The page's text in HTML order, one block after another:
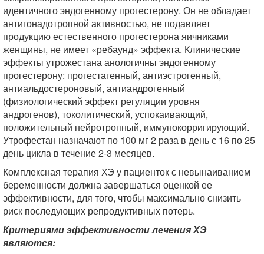
идентичного эндогенному прогестерону. Он не обладает
антигонадотропной активностью, не подавляет
продукцию естественного прогестерона яичниками
женщины, не имеет «ребаунд» эффекта. Клинические
эффекты утрожестана анологичны эндогенному
прогестерону: прогестагенный, антиэстрогенный,
антиальдостероновый, антиандрогенный
(физиологический эффект регуляции уровня
андрогенов), токолитический, успокаивающий,
положительный нейротропный, иммунокорригирующий.
Утрофестан назначают по 100 мг 2 раза в день с 16 по 25
день цикла в течение 2-3 месяцев.
Комплексная терапия ХЭ у пациенток с невынаиванием
беременности должна завершаться оценкой ее
эффективности, для того, чтобы максимально снизить
риск последующих репродуктивных потерь.
Критериями эффективности лечения ХЭ
являются: